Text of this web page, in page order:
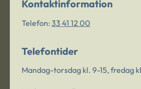
Kontaktinformation
Telefon: 33 41 12 00
Telefontider
Mandag-torsdag kl. 9-15, fredag